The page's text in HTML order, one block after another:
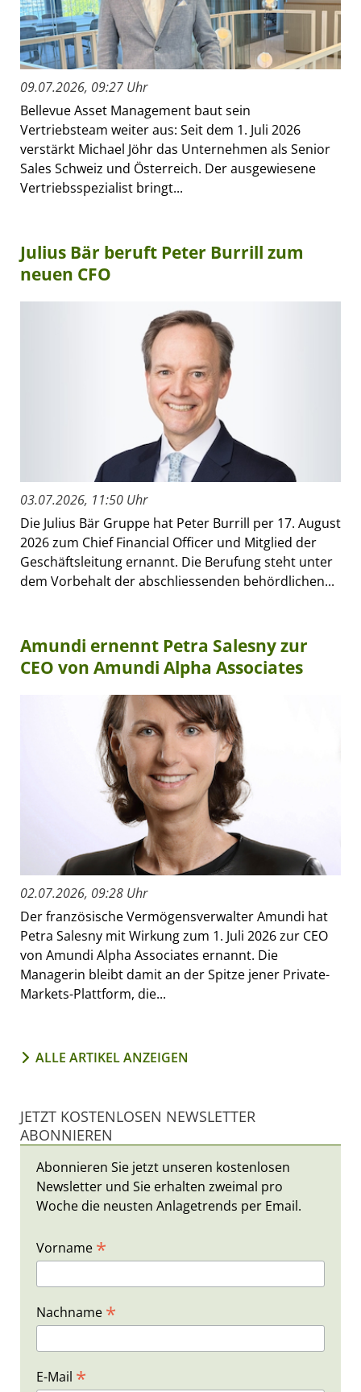
09.07.2026, 09:27 Uhr
Bellevue Asset Management baut sein
Vertriebsteam weiter aus: Seit dem 1. Juli 2026
verstärkt Michael Jöhr das Unternehmen als Senior
Sales Schweiz und Österreich. Der ausgewiesene
Vertriebsspezialist bringt...
Julius Bär beruft Peter Burrill zum
neuen CFO
03.07.2026, 11:50 Uhr
Die Julius Bär Gruppe hat Peter Burrill per 17. August
2026 zum Chief Financial Officer und Mitglied der
Geschäftsleitung ernannt. Die Berufung steht unter
dem Vorbehalt der abschliessenden behördlichen...
Amundi ernennt Petra Salesny zur
CEO von Amundi Alpha Associates
02.07.2026, 09:28 Uhr
Der französische Vermögensverwalter Amundi hat
Petra Salesny mit Wirkung zum 1. Juli 2026 zur CEO
von Amundi Alpha Associates ernannt. Die
Managerin bleibt damit an der Spitze jener Private-
Markets-Plattform, die...
ALLE ARTIKEL ANZEIGEN
JETZT KOSTENLOSEN NEWSLETTER
ABONNIEREN
Abonnieren Sie jetzt unseren kostenlosen
Newsletter und Sie erhalten zweimal pro
Woche die neusten Anlagetrends per Email.
Vorname *
Nachname *
E-Mail *